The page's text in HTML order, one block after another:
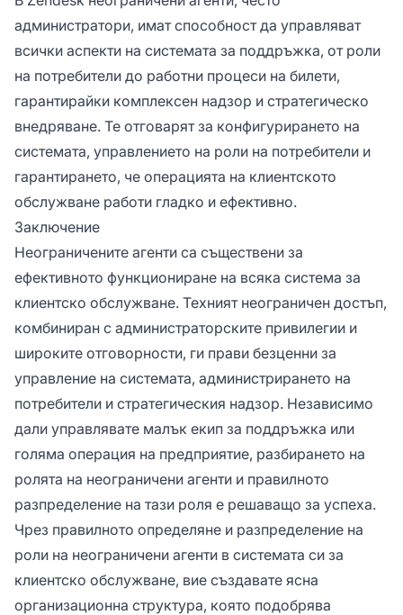
администратори, имат способност да управляват
всички аспекти на системата за поддръжка, от роли
на потребители до работни процеси на билети,
гарантирайки комплексен надзор и стратегическо
внедряване. Те отговарят за конфигурирането на
системата, управлението на роли на потребители и
гарантирането, че операцията на клиентското
обслужване работи гладко и ефективно.
Заключение
Неограничените агенти са съществени за
ефективното функциониране на всяка система за
клиентско обслужване. Техният неограничен достъп,
комбиниран с администраторските привилегии и
широките отговорности, ги прави безценни за
управление на системата, администрирането на
потребители и стратегическия надзор. Независимо
дали управлявате малък екип за поддръжка или
голяма операция на предприятие, разбирането на
ролята на неограничени агенти и правилното
разпределение на тази роля е решаващо за успеха.
Чрез правилното определяне и разпределение на
роли на неограничени агенти в системата си за
клиентско обслужване, вие създавате ясна
организационна структура, която подобрява